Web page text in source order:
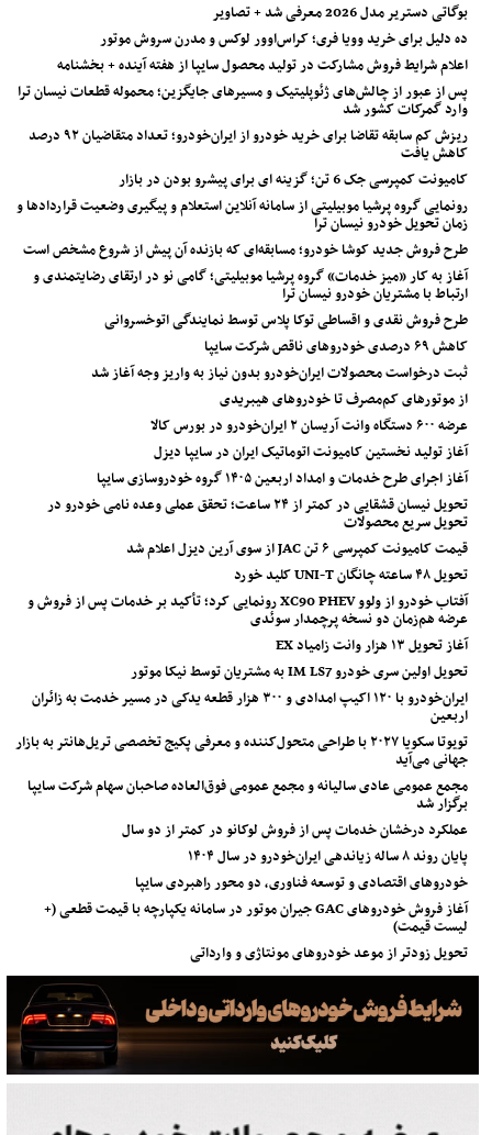
بوگاتی دستریر مدل 2026 معرفی شد + تصاویر
ده دلیل برای خرید وویا فری؛ کراس‌اوور لوکس و مدرن سروش موتور
اعلام شرایط فروش مشارکت در تولید محصول سایپا از هفته آینده + بخشنامه
پس از عبور از چالش‌های ژئوپلیتیک و مسیرهای جایگزین؛ محموله قطعات نیسان ترا
وارد گمرکات کشور شد
ریزش کم‌ سابقه تقاضا برای خرید خودرو از ایران‌خودرو؛ تعداد متقاضیان ۹۲ درصد
کاهش یافت
کامیونت کمپرسی جک 6 تن؛ گزینه ای برای پیشرو بودن در بازار
رونمایی گروه پرشیا موبیلیتی از سامانه آنلاین استعلام و پیگیری وضعیت قراردادها و
زمان تحویل خودرو نیسان ترا
طرح فروش جدید کوشا خودرو؛ مسابقه‌ای که بازنده آن پیش از شروع مشخص است
آغاز به کار «میز خدمات» گروه پرشیا موبیلیتی؛ گامی نو در ارتقای رضایتمندی و
ارتباط با مشتریان خودرو نیسان ترا
طرح فروش نقدی و اقساطی توکا پلاس توسط نمایندگی اتوخسروانی
کاهش ۶۹ درصدی خودروهای ناقص شرکت سایپا
ثبت درخواست محصولات ایران‌خودرو بدون نیاز به واریز وجه آغاز شد
از موتورهای کم‌مصرف تا خودروهای هیبریدی
عرضه ۶۰۰ دستگاه وانت آریسان ۲ ایران‌خودرو در بورس کالا
آغاز تولید نخستین کامیونت اتوماتیک ایران در سایپا دیزل
آغاز اجرای طرح خدمات و امداد اربعین ۱۴۰۵ گروه خودروسازی سایپا
تحویل نیسان قشقایی در کمتر از ۲۴ ساعت؛ تحقق عملی وعده نامی خودرو در
تحویل سریع محصولات
قیمت کامیونت کمپرسی ۶ تن JAC از سوی آرین دیزل اعلام شد
تحویل ۴۸ ساعته چانگان UNI-T کلید خورد
آفتاب خودرو از ولوو XC90 PHEV رونمایی کرد؛ تأکید بر خدمات پس از فروش و
عرضه هم‌زمان دو نسخه پرچمدار سوئدی
آغاز تحویل ۱۳ هزار وانت زامیاد EX
تحویل اولین سری خودرو IM LS7 به مشتریان توسط نیکا موتور
ایران‌خودرو با ۱۲۰ اکیپ امدادی و ۳۰۰ هزار قطعه یدکی در مسیر خدمت به زائران
اربعین
تویوتا سکویا ۲۰۲۷ با طراحی متحول‌کننده و معرفی پکیج تخصصی تریل‌هانتر به بازار
جهانی می‌آید
مجمع عمومی عادی سالیانه و مجمع عمومی فوق‌العاده صاحبان سهام شرکت سایپا
برگزار شد
عملکرد درخشان خدمات پس از فروش لوکانو در کمتر از دو سال
پایان روند ۸ ساله زیاندهی ایران‌خودرو در سال ۱۴۰۴
خودروهای اقتصادی و توسعه فناوری، دو محور راهبردی سایپا
آغاز فروش خودروهای GAC جیران موتور در سامانه یکپارچه با قیمت قطعی (+
لیست قیمت)
تحویل زودتر از موعد خودروهای مونتاژی و وارداتی